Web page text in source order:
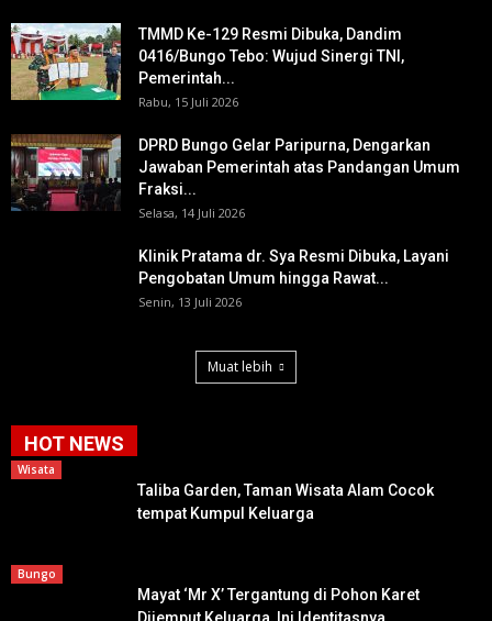
TMMD Ke-129 Resmi Dibuka, Dandim
0416/Bungo Tebo: Wujud Sinergi TNI,
Pemerintah...
Rabu, 15 Juli 2026
DPRD Bungo Gelar Paripurna, Dengarkan
Jawaban Pemerintah atas Pandangan Umum
Fraksi...
Selasa, 14 Juli 2026
Klinik Pratama dr. Sya Resmi Dibuka, Layani
Pengobatan Umum hingga Rawat...
Senin, 13 Juli 2026
Muat lebih
HOT NEWS
Wisata
Taliba Garden, Taman Wisata Alam Cocok
tempat Kumpul Keluarga
Bungo
Mayat ‘Mr X’ Tergantung di Pohon Karet